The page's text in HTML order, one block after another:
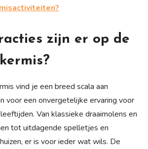
zijn er op de
vind je een breed scala aan
voor een onvergetelijke ervaring voor
Van klassieke draaimolens en
tot uitdagende spelletjes en
er is voor ieder wat wils. De